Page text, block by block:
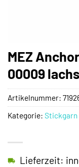
MEZ
00009
Lieferzeit:
Artikelnummer:
Kategorie: Stickgarn